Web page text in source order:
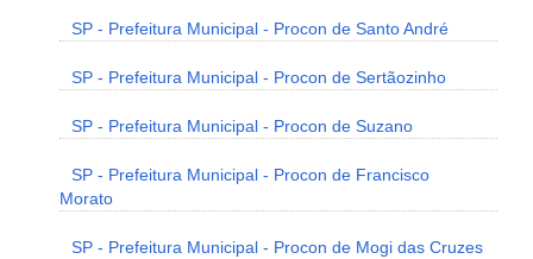
SP - Prefeitura Municipal - Procon de Santo André
SP - Prefeitura Municipal - Procon de Sertãozinho
SP - Prefeitura Municipal - Procon de Suzano
SP - Prefeitura Municipal - Procon de Francisco
Morato
SP - Prefeitura Municipal - Procon de Mogi das Cruzes